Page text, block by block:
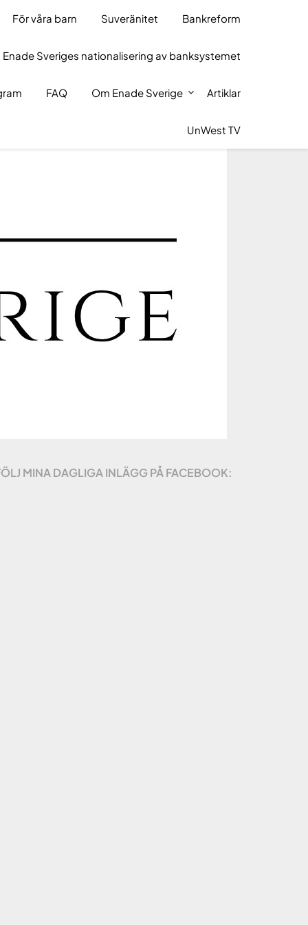
För våra barn Suveränitet Bankreform
Sveriges nationalisering av banksystemet
FAQ Om Enade Sverige Artiklar
UnWest TV
MINA DAGLIGA INLÄGG PÅ FACEBOOK: